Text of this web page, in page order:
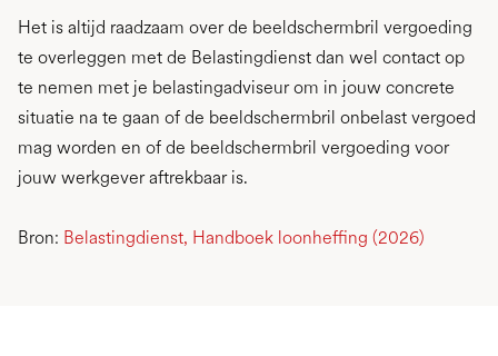
Het is altijd raadzaam over de beeldschermbril vergoeding
te overleggen met de Belastingdienst dan wel contact op
te nemen met je belastingadviseur om in jouw concrete
situatie na te gaan of de beeldschermbril onbelast vergoed
mag worden en of de beeldschermbril vergoeding voor
jouw werkgever aftrekbaar is.
Bron: Belastingdienst, Handboek loonheffing (2026)